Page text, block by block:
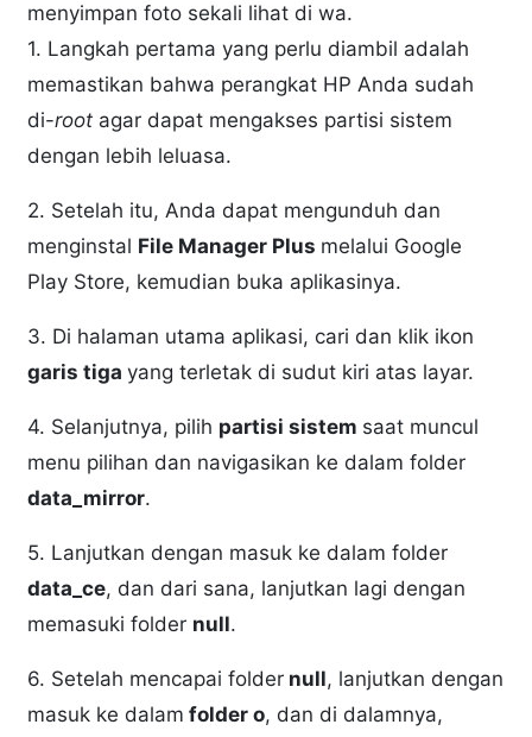
menyimpan foto sekali lihat di wa.
1. Langkah pertama yang perlu diambil adalah
memastikan bahwa perangkat HP Anda sudah
di-root agar dapat mengakses partisi sistem
dengan lebih leluasa.
2. Setelah itu, Anda dapat mengunduh dan
menginstal File Manager Plus melalui Google
Play Store, kemudian buka aplikasinya.
3. Di halaman utama aplikasi, cari dan klik ikon
garis tigayang terletak di sudut kiri atas layar.
4. Selanjutnya, pilih partisi sistem saat muncul
menu pilihan dan navigasikan ke dalam folder
data_mirror.
5. Lanjutkan dengan masuk ke dalam folder
data_ce, dan dari sana, lanjutkan lagi dengan
memasuki folder null.
6. Setelah mencapai folder null, lanjutkan dengan
masuk ke dalam folder o, dan di dalamnya,